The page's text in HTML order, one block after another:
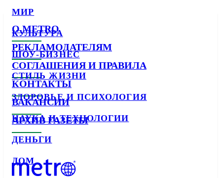
МИР
КУЛЬТУРА
ШОУ-БИЗНЕС
СТИЛЬ ЖИЗНИ
ЗДОРОВЬЕ И ПСИХОЛОГИЯ
НАУКА И ТЕХНОЛОГИИ
ДЕНЬГИ
ДОМ
О METRO
РЕКЛАМОДАТЕЛЯМ
СОГЛАШЕНИЯ И ПРАВИЛА
КОНТАКТЫ
ВАКАНСИИ
АРХИВ ГАЗЕТЫ